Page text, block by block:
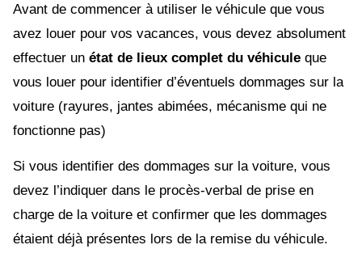
Avant de commencer à utiliser le véhicule que vous
avez louer pour vos vacances, vous devez absolument
effectuer un état de lieux complet du véhicule que
vous louer pour identifier d’éventuels dommages sur la
voiture (rayures, jantes abimées, mécanisme qui ne
fonctionne pas)
Si vous identifier des dommages sur la voiture, vous
devez l’indiquer dans le procès-verbal de prise en
charge de la voiture et confirmer que les dommages
étaient déjà présentes lors de la remise du véhicule.